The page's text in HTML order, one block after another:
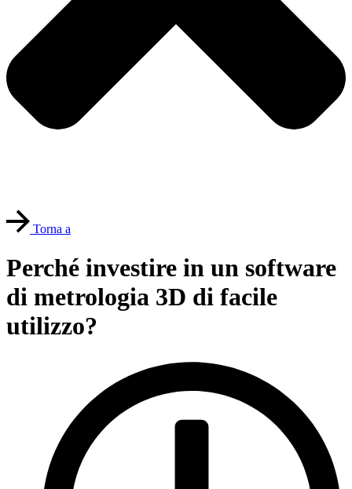
Torna a
Perché investire in un software
di metrologia 3D di facile
utilizzo?